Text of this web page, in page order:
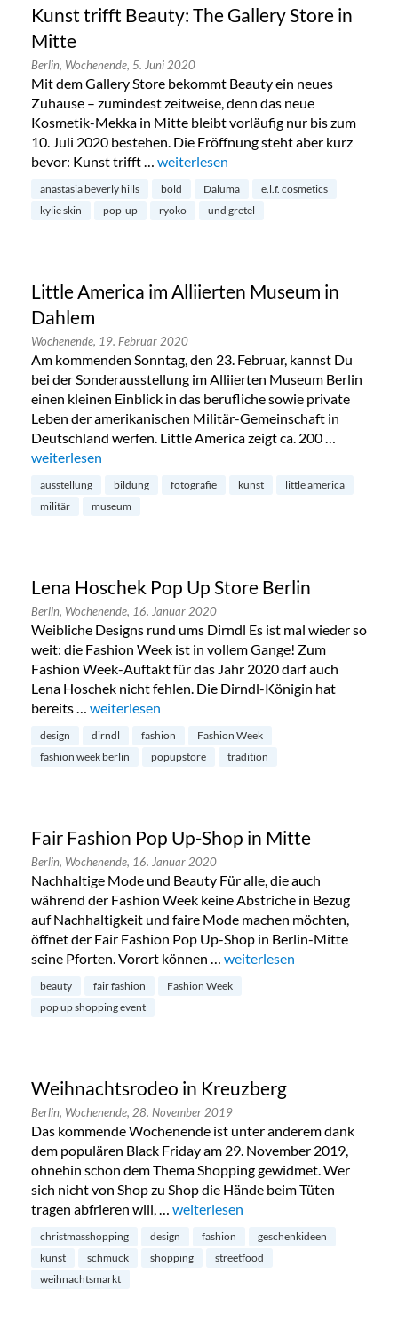
Kunst trifft Beauty: The Gallery Store in
Mitte
Berlin, Wochenende, 5. Juni 2020
Mit dem Gallery Store bekommt Beauty ein neues
Zuhause – zumindest zeitweise, denn das neue
Kosmetik-Mekka in Mitte bleibt vorläufig nur bis zum
10. Juli 2020 bestehen. Die Eröffnung steht aber kurz
bevor: Kunst trifft … „Kunst trifft Beauty: The Gallery Store
weiterlesen
anastasia beverly hills bold Daluma
e.l.f. cosmetics
kylie skin
pop-up ryoko und gretel
Little America im Alliierten Museum in
Dahlem
Wochenende, 19. Februar 2020
Am kommenden Sonntag, den 23. Februar, kannst Du
bei der Sonderausstellung im Alliierten Museum Berlin
einen kleinen Einblick in das berufliche sowie private
Leben der amerikanischen Militär-Gemeinschaft in
Deutschland werfen. Little America zeigt ca. 200 …
„Little America im Alliierten Museum in Dahlem“
weiterlesen
ausstellung bildung fotografie kunst
little america
militär
museum
Lena Hoschek Pop Up Store Berlin
Berlin, Wochenende, 16. Januar 2020
Weibliche Designs rund ums Dirndl Es ist mal wieder so
weit: die Fashion Week ist in vollem Gange! Zum
Fashion Week-Auftakt für das Jahr 2020 darf auch
Lena Hoschek nicht fehlen. Die Dirndl-Königin hat
bereits … „Lena Hoschek Pop Up Store Berlin“
weiterlesen
design dirndl fashion
Fashion Week
fashion week berlin
popupstore tradition
Fair Fashion Pop Up-Shop in Mitte
Berlin, Wochenende, 16. Januar 2020
Nachhaltige Mode und Beauty Für alle, die auch
während der Fashion Week keine Abstriche in Bezug
auf Nachhaltigkeit und faire Mode machen möchten,
öffnet der Fair Fashion Pop Up-Shop in Berlin-Mitte
seine Pforten. Vorort können … „Fair Fashion Pop Up-Shop
weiterlesen
beauty fair fashion
Fashion Week
pop up shopping event
Weihnachtsrodeo in Kreuzberg
Berlin, Wochenende, 28. November 2019
Das kommende Wochenende ist unter anderem dank
dem populären Black Friday am 29. November 2019,
ohnehin schon dem Thema Shopping gewidmet. Wer
sich nicht von Shop zu Shop die Hände beim Tüten
tragen abfrieren will, … „Weihnachtsrodeo in Kreuzberg“
weiterlesen
christmasshopping design fashion
geschenkideen
kunst
schmuck shopping
streetfood
weihnachtsmarkt